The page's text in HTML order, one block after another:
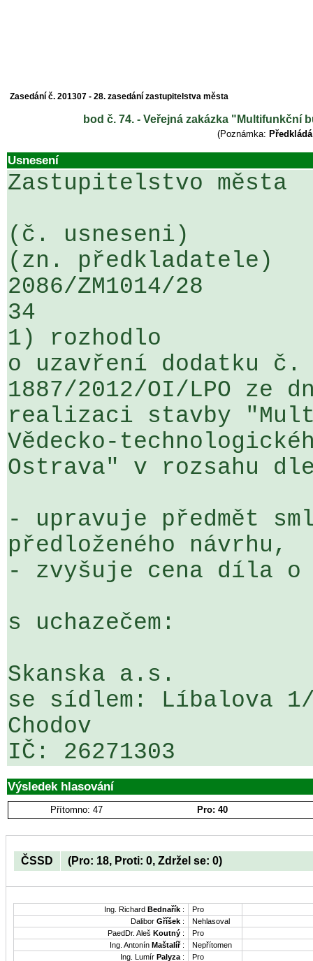
Zasedání č. 201307 - 28. zasedání zastupitelstva města
bod č. 74. - Veřejná zakázka "Multifunkční
(Poznámka:
Usnesení
Zastupitelstvo města
(č. usneseni)
(zn. předkladatele)
2086/ZM1014/28
34
1) rozhodlo
o uzavření dodatku č.
1887/2012/OI/LPO ze
realizaci stavby
Vědecko-
Ostrava" v rozsahu
- upravuje předmět
předloženého
- zvyšuje cena díla o
s uchazečem:
Skanska a.s.
se sídlem: Líbalova
Chodov
IČ: 26271303
Výsledek hlasování
Přítomno: 47 Pro: 40
ČSSD (Pro: 18, Proti: 0, Zdržel se: 0)
Ing. Richard Bednařík :
Pro
Dalibor Gříšek :
Nehlasoval
PaedDr. Aleš Koutný :
Pro
Ing. Antonín Maštalíř:
Nepřítomen
Ing. Lumír Palyza :
Pro